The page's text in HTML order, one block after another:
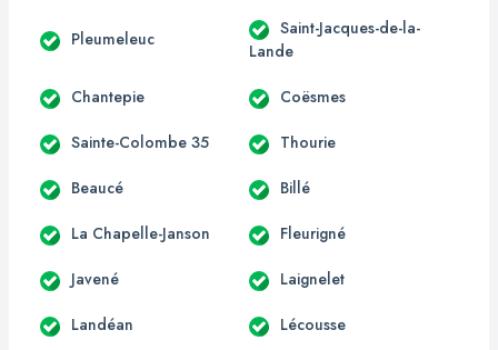
Pleumeleuc
Saint-Jacques-de-la-
Lande
Chantepie Coësmes
Sainte-Colombe 35 Thourie
Beaucé Billé
La Chapelle-Janson Fleurigné
Javené Laignelet
Landéan Lécousse